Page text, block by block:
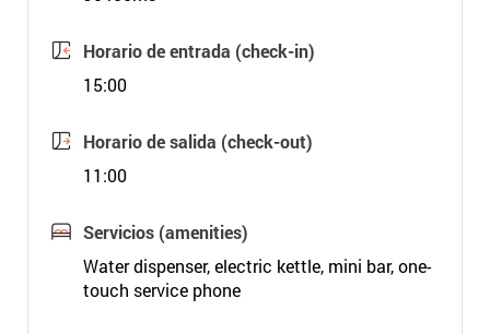
Horario de entrada (check-in)
15:00
Horario de salida (check-out)
11:00
Servicios (amenities)
Water dispenser, electric kettle, mini bar, one-
touch service phone